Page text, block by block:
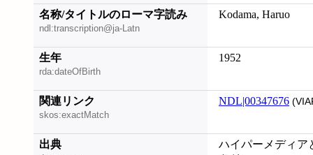
名称/タイトルのローマ字読み
ndl:transcription@ja-Latn
Kodama, Haruo
生年
rda:dateOfBirth
1952
関連リンク
skos:exactMatch
NDL|00347676
出典
ハイパーメディア